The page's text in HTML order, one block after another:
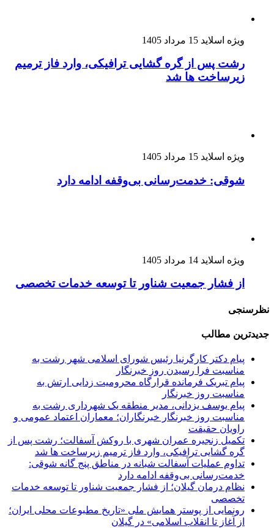
ویژه اسلاید 15 مرداد 1405
رشت پس از گره گشایی ترافیکی، وارد فاز ترمیم
زیرساخت ها شد
ویژه اسلاید 15 مرداد 1405
شوقی: خدمت‌رسانی بی‌وقفه ادامه دارد
ویژه اسلاید 14 مرداد 1405
از فشار جمعیت شناور تا توسعه خدمات تخصصی
نظرسنجی
جدیدترین مطالب
پیام دکتر کارگرنیا رئیس شورای اسلامی شهر رشت به
مناسبت فرا رسیدن روز خبرنگار
پیام تبریک فرمانده قرارگاه محرومیت‌ زدایی ارتش به
مناسبت روز خبرنگار
پیام یوسف یزدانی، مدیر منطقه یک شهرداری رشت به
مناسبت روز خبرنگار خبرنگاران؛ معماران اعتماد عمومی و
راویان حقیقت
تکمیل زنجیره عمران شهری با روکش آسفالت؛ رشت پس از
گره گشایی ترافیکی، وارد فاز ترمیم زیرساخت ها شد
تداوم عملیات آسفالت‌ شبانه در مناطق پنج گانه شوقی:
خدمت‌رسانی بی‌وقفه ادامه دارد
نظام درمان گیلان؛ از فشار جمعیت شناور تا توسعه خدمات
تخصصی
رونمایی از پوستر همایش ملی «تاریخ مطبوعات محلی ایران؛
از آغاز تا انقلاب اسلامی» در گیلان